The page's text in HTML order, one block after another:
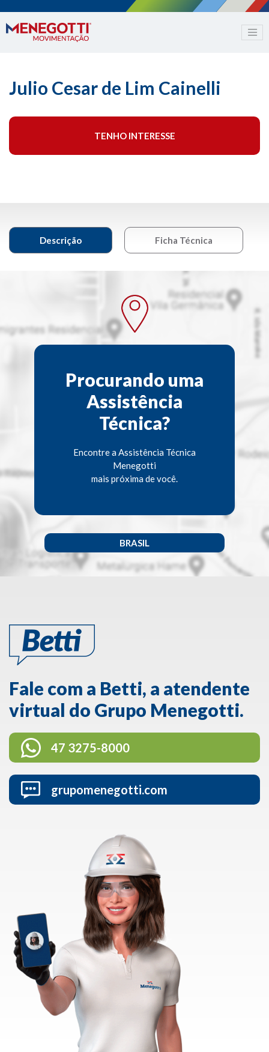
Julio Cesar de Lim Cainelli
TENHO INTERESSE
Descrição Ficha Técnica
Procurando uma
Assistência
Técnica?
Encontre a Assistência Técnica
Menegotti
mais próxima de você.
BRASIL
Fale com a Betti, a atendente
virtual do Grupo Menegotti.
47 3275-8000
grupomenegotti.com